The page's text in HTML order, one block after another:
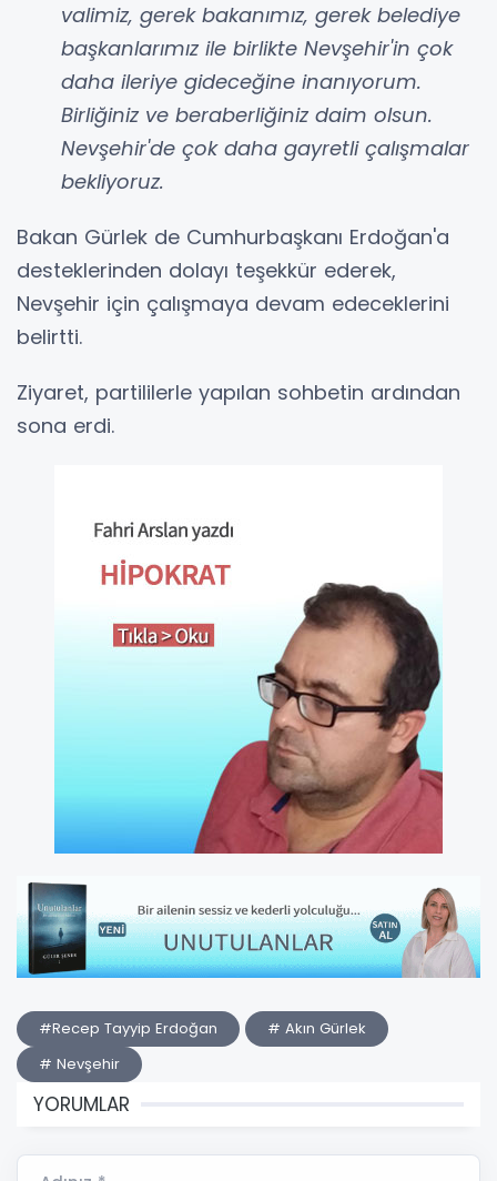
valimiz, gerek bakanımız, gerek belediye
başkanlarımız ile birlikte Nevşehir'in çok
daha ileriye gideceğine inanıyorum.
Birliğiniz ve beraberliğiniz daim olsun.
Nevşehir'de çok daha gayretli çalışmalar
bekliyoruz.
Bakan Gürlek de Cumhurbaşkanı Erdoğan'a
desteklerinden dolayı teşekkür ederek,
Nevşehir için çalışmaya devam edeceklerini
belirtti.
Ziyaret, partililerle yapılan sohbetin ardından
sona erdi.
#Recep Tayyip Erdoğan
# Akın Gürlek
# Nevşehir
YORUMLAR